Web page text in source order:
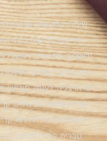
שירותי התעשייה נגישים
לידיעות וחדשות בעיר
ירושלים, תל אביב, ראשון
ברק, חולון, רמת גן,
ים, הרצליה, רעננה, מודיעין,
קריית שמונה, גבעתיים,
ראש העין, קריית אתא,
טבריה, קריית מוצקין,